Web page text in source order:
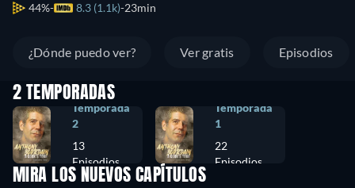
44% 8.3 (1.1k) 23min
¿Dónde puedo ver? Ver gratis Episodios
2 TEMPORADAS
Temporada
2
13
Episodios
Temporada
1
22
Episodios
MIRA LOS NUEVOS CAPÍTULOS